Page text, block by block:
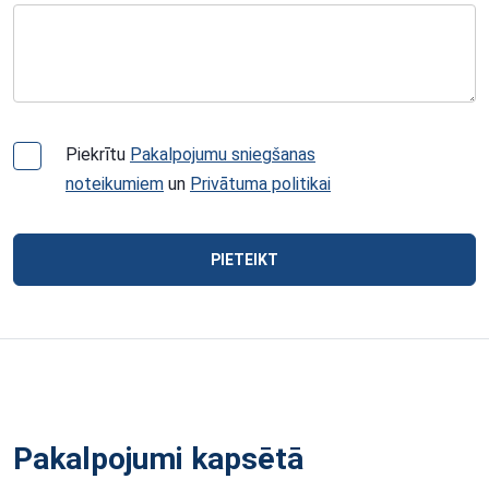
Piekrītu Pakalpojumu sniegšanas
noteikumiem un Privātuma politikai
PIETEIKT
Pakalpojumi kapsētā